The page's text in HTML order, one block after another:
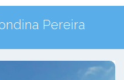
Pereira